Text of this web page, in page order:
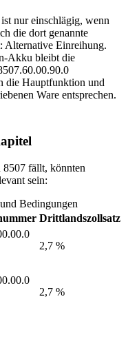
nur einschlägig, wenn
die dort genannte
Alternative Einreihung.
Akku bleibt die
die Hauptfunktion und
Ware entsprechen.
fällt, könnten
sein:
Bedingungen
Drittlandszollsatz
2,7 %
2,7 %